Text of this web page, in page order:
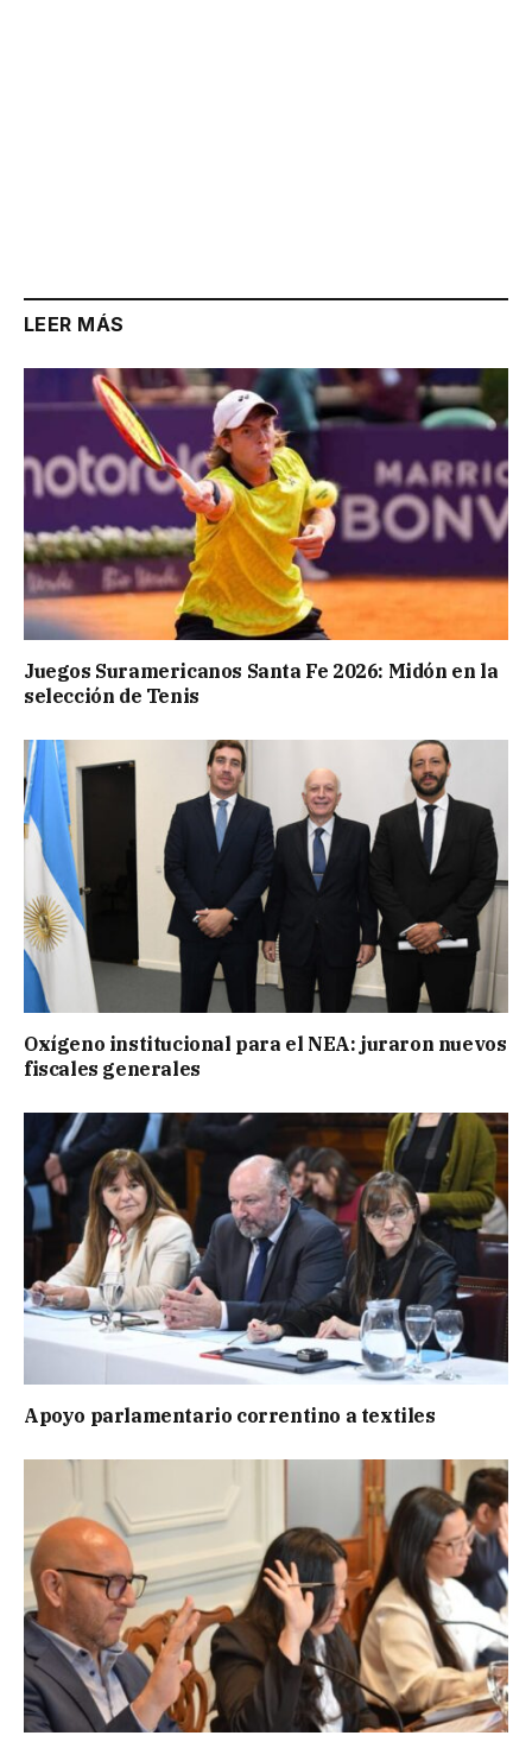
LEER MÁS
Juegos Suramericanos Santa Fe 2026: Midón en la
selección de Tenis
Oxígeno institucional para el NEA: juraron nuevos
fiscales generales
Apoyo parlamentario correntino a textiles